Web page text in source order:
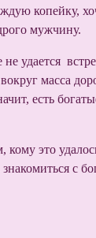
копейку,
мужчину.
удается
масса
есть
кому это
знакомиться с